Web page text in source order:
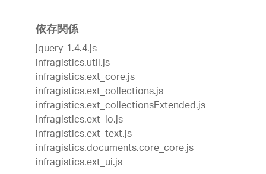
依存関係
jquery-1.4.4.js
infragistics.util.js
infragistics.ext_core.js
infragistics.ext_collections.js
infragistics.ext_collectionsExtended.js
infragistics.ext_io.js
infragistics.ext_text.js
infragistics.documents.core_core.js
infragistics.ext_ui.js